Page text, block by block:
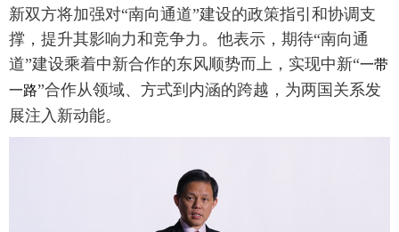
新双方将加强对“南向通道”建设的政策指引和协调支
撑，提升其影响力和竞争力。他表示，期待“南向通
道”建设乘着中新合作的东风顺势而上，实现中新“一带
一路”合作从领域、方式到内涵的跨越，为两国关系发
展注入新动能。